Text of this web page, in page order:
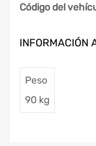
Código del
INFORMACIÓN
Peso
90 kg